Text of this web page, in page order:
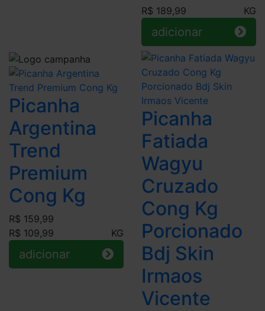
R$ 189,99 KG
adicionar
Picanha
Argentina
Trend
Premium
Cong Kg
R$ 159,99
R$ 109,99
KG
adicionar
Picanha
Fatiada
Wagyu
Cruzado
Cong Kg
Porcionado
Bdj Skin
Irmaos
Vicente